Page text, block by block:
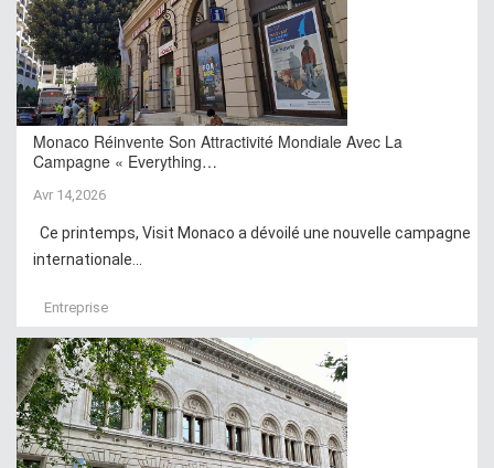
Monaco Réinvente Son Attractivité Mondiale Avec La
Campagne « Everything…
Avr 14,2026
Ce printemps, Visit Monaco a dévoilé une nouvelle campagne
internationale...
Entreprise